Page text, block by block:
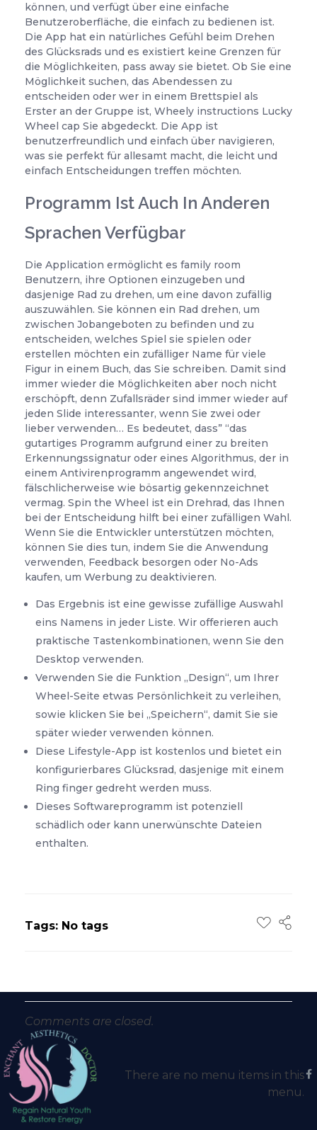
können, und verfügt über eine einfache
Benutzeroberfläche, die einfach zu bedienen ist.
Die App hat ein natürliches Gefühl beim Drehen
des Glücksrads und es existiert keine Grenzen für
die Möglichkeiten, pass away sie bietet. Ob Sie eine
Möglichkeit suchen, das Abendessen zu
entscheiden oder wer in einem Brettspiel als
Erster an der Gruppe ist, Wheely instructions Lucky
Wheel cap Sie abgedeckt. Die App ist
benutzerfreundlich und einfach über navigieren,
was sie perfekt für allesamt macht, die leicht und
einfach Entscheidungen treffen möchten.
Programm Ist Auch In Anderen
Sprachen Verfügbar
Die Application ermöglicht es family room
Benutzern, ihre Optionen einzugeben und
dasjenige Rad zu drehen, um eine davon zufällig
auszuwählen. Sie können ein Rad drehen, um
zwischen Jobangeboten zu befinden und zu
entscheiden, welches Spiel sie spielen oder
erstellen möchten ein zufälliger Name für viele
Figur in einem Buch, das Sie schreiben. Damit sind
immer wieder die Möglichkeiten aber noch nicht
erschöpft, denn Zufallsräder sind immer wieder auf
jeden Slide interessanter, wenn Sie zwei oder
lieber verwenden… Es bedeutet, dass” “das
gutartiges Programm aufgrund einer zu breiten
Erkennungssignatur oder eines Algorithmus, der in
einem Antivirenprogramm angewendet wird,
fälschlicherweise wie bösartig gekennzeichnet
vermag. Spin the Wheel ist ein Drehrad, das Ihnen
bei der Entscheidung hilft bei einer zufälligen Wahl.
Wenn Sie die Entwickler unterstützen möchten,
können Sie dies tun, indem Sie die Anwendung
verwenden, Feedback besorgen oder No-Ads
kaufen, um Werbung zu deaktivieren.
Das Ergebnis ist eine gewisse zufällige Auswahl
eins Namens in jeder Liste. Wir offerieren auch
praktische Tastenkombinationen, wenn Sie den
Desktop verwenden.
Verwenden Sie die Funktion „Design“, um Ihrer
Wheel-Seite etwas Persönlichkeit zu verleihen,
sowie klicken Sie bei „Speichern“, damit Sie sie
später wieder verwenden können.
Diese Lifestyle-App ist kostenlos und bietet ein
konfigurierbares Glücksrad, dasjenige mit einem
Ring finger gedreht werden muss.
Dieses Softwareprogramm ist potenziell
schädlich oder kann unerwünschte Dateien
enthalten.
Tags: No tags
Comments are closed.
There are no menu items in this
menu.